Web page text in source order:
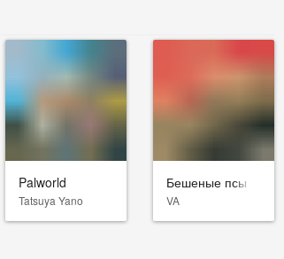
Palworld
Tatsuya Yano
Бешеные псы
VA